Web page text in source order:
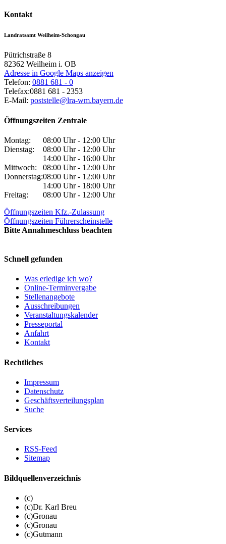
Kontakt
Landratsamt Weilheim-Schongau
Pütrichstraße 8
82362 Weilheim i. OB
Adresse in Google Maps anzeigen
Telefon: 0881 681 - 0
Telefax:0881 681 - 2353
E-Mail: poststelle@lra-wm.bayern.de
Öffnungszeiten Zentrale
Montag:
08:00 Uhr - 12:00 Uhr
Dienstag:
08:00 Uhr - 12:00 Uhr
14:00 Uhr - 16:00 Uhr
Mittwoch:
08:00 Uhr - 12:00 Uhr
Donnerstag:08:00 Uhr - 12:00 Uhr
14:00 Uhr - 18:00 Uhr
Freitag:
08:00 Uhr - 12:00 Uhr
Öffnungszeiten Kfz.-Zulassung
Öffnungszeiten Führerscheinstelle
Bitte Annahmeschluss beachten
Schnell gefunden
Was erledige ich wo?
Online-Terminvergabe
Stellenangebote
Ausschreibungen
Veranstaltungskalender
Presseportal
Anfahrt
Kontakt
Rechtliches
Impressum
Datenschutz
Geschäftsverteilungsplan
Suche
Services
RSS-Feed
Sitemap
Bildquellenverzeichnis
(c)
(c)Dr. Karl Breu
(c)Gronau
(c)Gronau
(c)Gutmann